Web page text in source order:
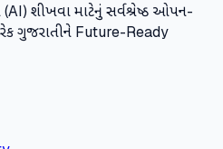
(AI) શીખવા માટેનું સર્વશ્રેષ્ઠ ઓપન-
દરેક ગુજરાતીને Future-Ready